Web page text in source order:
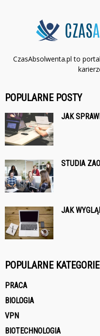
CzasAbsolwenta.pl to
POPULARNE POSTY
JAK
STUDIA
JAK
POPULARNE KATEGORIE
PRACA
BIOLOGIA
VPN
BIOTECHNOLOGIA